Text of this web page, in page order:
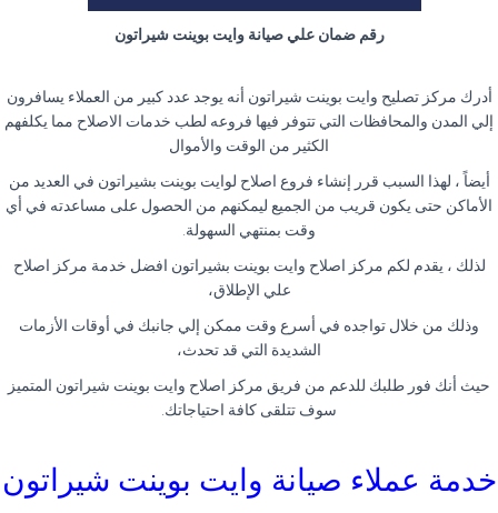
رقم ضمان علي صيانة وايت بوينت شيراتون
أدرك مركز تصليح وايت بوينت شيراتون أنه يوجد عدد كبير من العملاء يسافرون
إلي المدن والمحافظات التي تتوفر فيها فروعه لطب خدمات الاصلاح مما يكلفهم
الكثير من الوقت والأموال
أيضاً ، لهذا السبب قرر إنشاء فروع اصلاح لوايت بوينت بشيراتون في العديد من
الأماكن حتى يكون قريب من الجميع ليمكنهم من الحصول على مساعدته في أي
وقت بمنتهي السهولة
لذلك ، يقدم لكم مركز اصلاح وايت بوينت بشيراتون افضل خدمة مركز اصلاح
علي الإطلاق،
وذلك من خلال تواجده في أسرع وقت ممكن إلي جانبك في أوقات الأزمات
الشديدة التي قد تحدث،
حيث أنك فور طلبك للدعم من فريق مركز اصلاح وايت بوينت شيراتون المتميز
سوف تتلقى كافة احتياجاتك
خدمة عملاء صيانة وايت بوينت شيراتون